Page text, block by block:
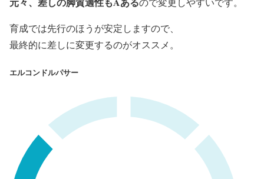
育成では先行のほうが安定しますので、
最終的に差しに変更するのがオススメ。
エルコンドルパサー